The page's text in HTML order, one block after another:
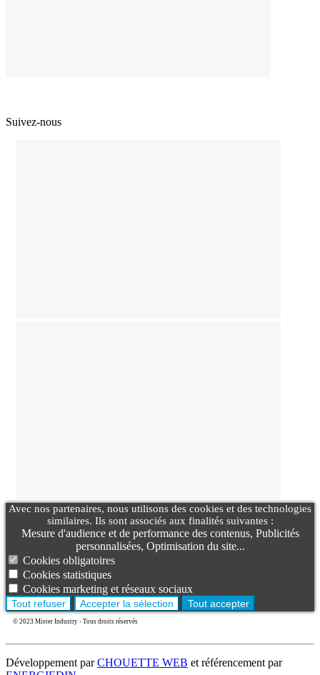
Suivez-nous
Avec nos partenaires, nous utilisons des cookies et des technologies
similaires. Ils sont associés aux finalités suivantes :
Mesure d'audience et de performance des contenus, Publicités
personnalisées, Optimisation du site...
Cookies obligatoires
Cookies statistiques
Cookies marketing et réseaux sociaux
Tout refuser Accepter la sélection Tout accepter
© 2023 Mister Industry - Tous droits réservés
Développement parCHOUETTE WEB et référencement par